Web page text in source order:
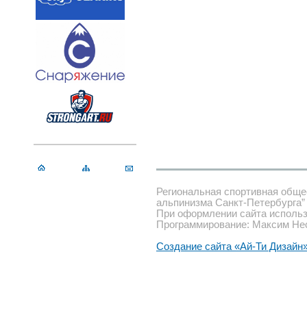
Региональная спортивная
альпинизма Санкт-Петербурга”
При оформлении сайта
Программирование: Максим
Создание сайта «Ай-Ти